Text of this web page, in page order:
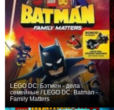
LEGO DC: Бэтмен - дела
семейные / LEGO DC: Batman -
Family Matters